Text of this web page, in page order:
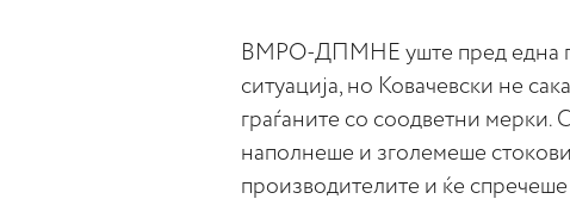
ВМРО-ДПМНЕ уште пред една
ситуација, но Ковачевски не
граѓаните со соодветни
наполнеше и зголемеше
производителите и ќе